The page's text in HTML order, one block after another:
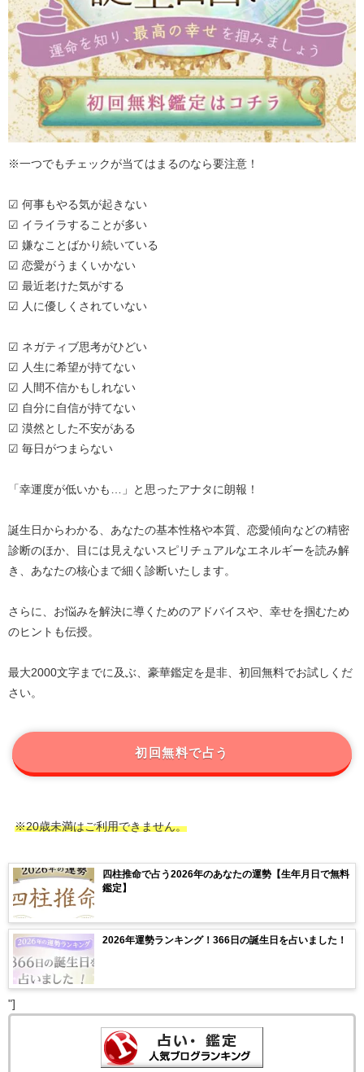
※一つでもチェックが当てはまるのなら要注意！
☑ 何事もやる気が起きない
☑ イライラすることが多い
☑ 嫌なことばかり続いている
☑ 恋愛がうまくいかない
☑ 最近老けた気がする
☑ 人に優しくされていない
☑ ネガティブ思考がひどい
☑ 人生に希望が持てない
☑ 人間不信かもしれない
☑ 自分に自信が持てない
☑ 漠然とした不安がある
☑ 毎日がつまらない
「幸運度が低いかも…」と思ったアナタに朗報！
誕生日からわかる、あなたの基本性格や本質、恋愛傾向などの精密
診断のほか、目には見えないスピリチュアルなエネルギーを読み解
き、あなたの核心まで細く診断いたします。
さらに、お悩みを解決に導くためのアドバイスや、幸せを掴むため
のヒントも伝授。
最大2000文字までに及ぶ、豪華鑑定を是非、初回無料でお試しくだ
さい。
初回無料で占う
※20歳未満はご利用できません。
四柱推命で占う2026年のあなたの運勢【生年月日で無料
鑑定】
2026年運勢ランキング！366日の誕生日を占いました！
"]